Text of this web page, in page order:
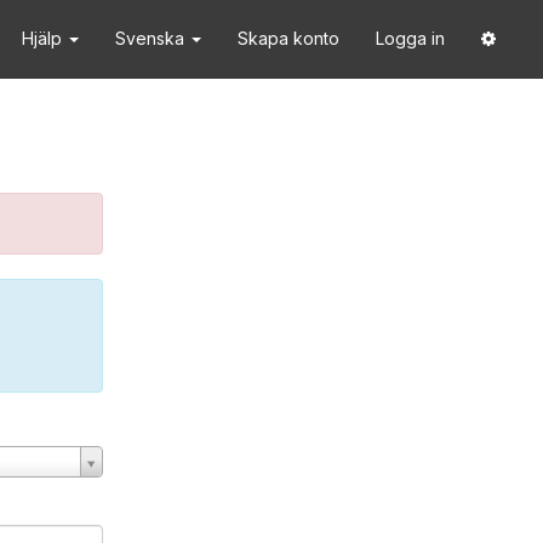
Hjälp Svenska Skapa konto Logga in